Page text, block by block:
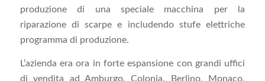
produzione di una speciale macchina per la
riparazione di scarpe e includendo stufe elettriche
programma di produzione.
L’azienda era ora in forte espansione con grandi uffici
di vendita ad Amburgo, Colonia, Berlino, Monaco,